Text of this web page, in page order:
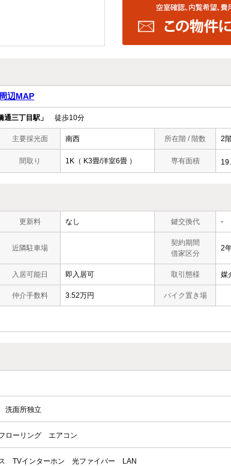
周辺MAP
通三丁目駅」 徒歩10分
主要採光面 南西 所在階 / 階数 2
間取り 1K（ K3畳/洋室6畳 ） 専有面積
更新料 なし 鍵交換代 -
近隣駐車場
契約期間
借家区分
2
入居可能日 即入居可 取引態様 媒
仲介手数料 3.52万円 バイク置き場
洗面所独立
ローリング エアコン
TVインターホン 光ファイバー LAN